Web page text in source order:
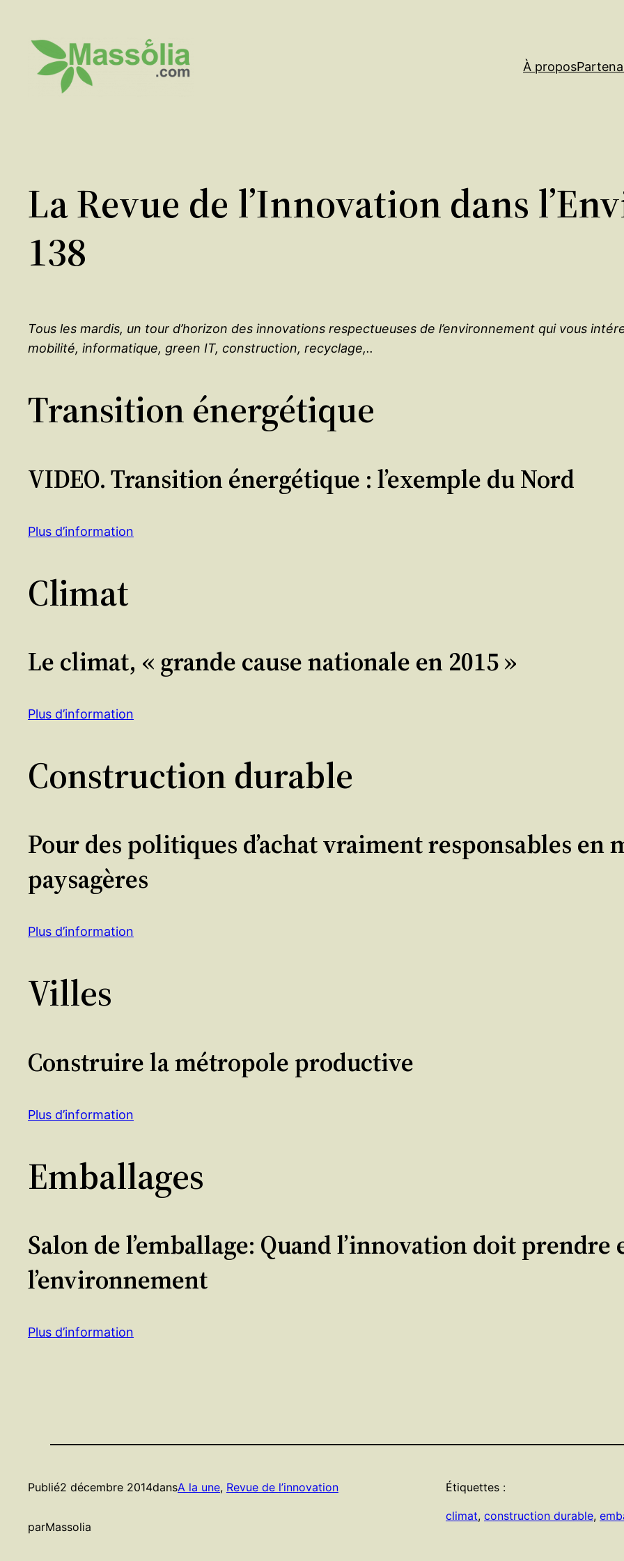
contenu
À propos
La Revue de l’Innovation dans
138
Tous les mardis, un tour d’horizon des innovations respectueuses de l’environnement qui vous
mobilité, informatique, green IT, construction, recyclage,..
Transition énergétique
VIDEO. Transition énergétique : l’exemple du Nord
Plus d’information
Climat
Le climat, « grande cause nationale en 2015 »
Plus d’information
Construction durable
Pour des politiques d’achat vraiment responsables en
paysagères
Plus d’information
Villes
Construire la métropole productive
Plus d’information
Emballages
Salon de l’emballage: Quand l’innovation doit prendre
l’environnement
Plus d’information
Publié2 décembre 2014dansA la une, Revue de l’innovation
parMassolia
Étiquettes :
climat, construction durable,